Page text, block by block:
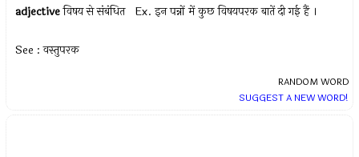
adjective विषय से संबंधित Ex.इन पन्नों में कुछ विषयपरक बातें दी गई हैं ।
See : वस्तुपरक
RANDOM WORD
SUGGEST A NEW WORD!